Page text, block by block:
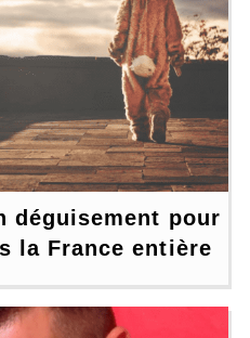
déguisement pour
la France entière